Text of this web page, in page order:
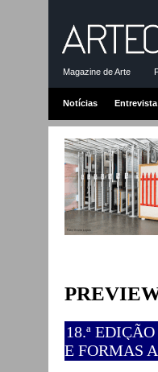
Magazine de Arte
Notícias Entrevista
18.ª
E FORMAS